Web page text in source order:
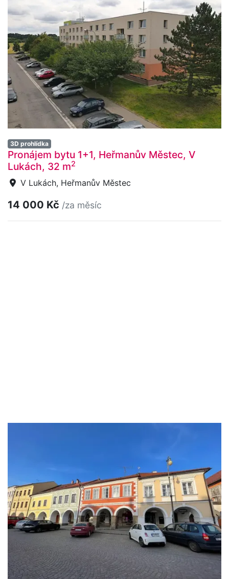
3D prohlídka
Pronájem bytu 1+1, Heřmanův Městec, V
Lukách, 32 m2
V Lukách, Heřmanův Městec
14 000 Kč /za měsíc